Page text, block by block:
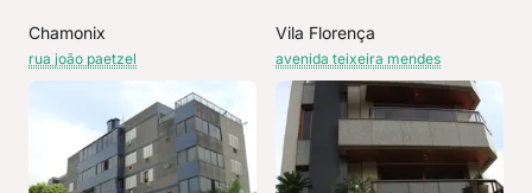
Chamonix
rua joão paetzel
Vila Florença
avenida teixeira mendes